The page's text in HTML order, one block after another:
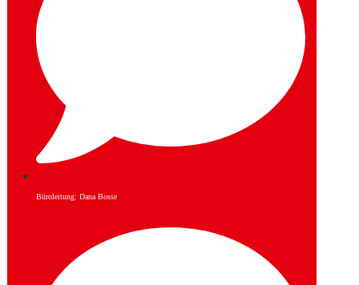
Büroleitung: Dana Bosse